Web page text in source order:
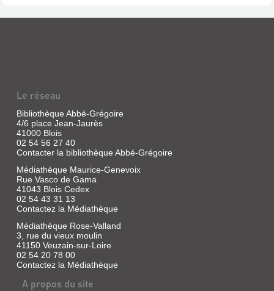
Détectives)
des
périls
et
de
la
pollution
de
la
ville,
notre
ami
Qwilleran
décide
de
se
mettre
au
vert,
compagnie
DU
ZOO
!
Livre
|
Vives,
Mélanie
|
Fleurus,
2020
(Escape
game
kids)
Dans
cette
aventure
aux
Le réseau
Bibliothèque Abbé-Grégoire
4/6 place Jean-Jaurès
41000 Blois
02 54 56 27 40
Contacter la bibliothèque Abbé-Grégoire
Médiathèque Maurice-Genevoix
Rue Vasco de Gama
41043 Blois Cedex
02 54 43 31 13
Contactez la Médiathèque
Médiathèque Rose-Valland
3, rue du vieux moulin
41150 Veuzain-sur-Loire
02 54 20 78 00
Contactez la Médiathèque
A propos du site